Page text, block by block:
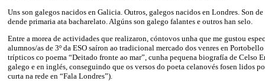
Uns son galegos nacidos en Galicia. Outros, galegos nacidos en Londres. Son
dende primaria ata bacharelato. Algúns son galego falantes e outros han selo.
Entre a morea de actividades que realizaron, cóntovos unha que me gustou
alumnos/as de 3º da ESO saíron ao tradicional mercado dos venres en
trípticos co poema “Deitado fronte ao mar”, cunha pequena biografía de Celso
galego e en inglés, conseguindo que os versos do poeta celanovés fosen lidos
curta na rede en “Fala Londres”).